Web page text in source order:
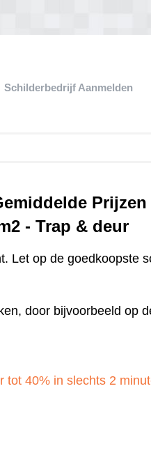
Schilderbedrijf Aanmelden
- Trap & deur
Let op de goedkoopste
door bijvoorbeeld op
tot 40% in slechts 2